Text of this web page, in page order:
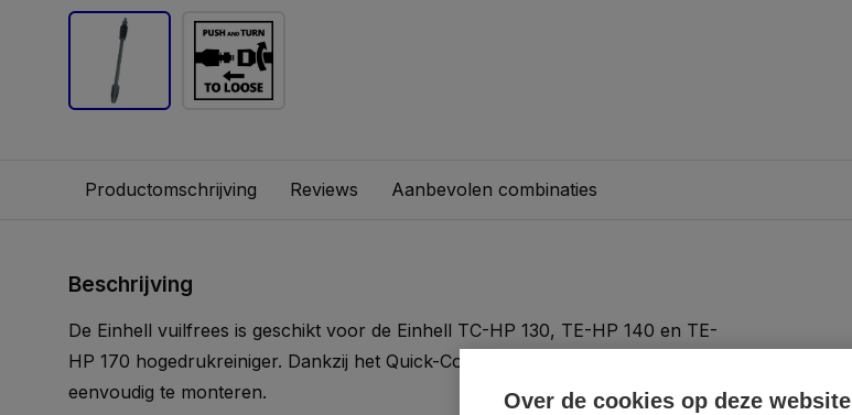
Productomschrijving Reviews Aanbevolen combinaties
Beschrijving
De Einhell vuilfrees is geschikt voor de Einhell TC-HP 130, TE-HP 140 en TE-
HP 170 hogedrukreiniger. Dankzij het Quick-Couple systeem is de lans
eenvoudig te monteren.
Over de cookies op deze website